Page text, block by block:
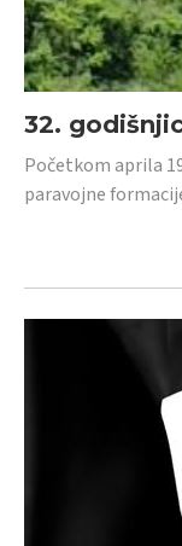
32.
Početkom aprila
paravojne